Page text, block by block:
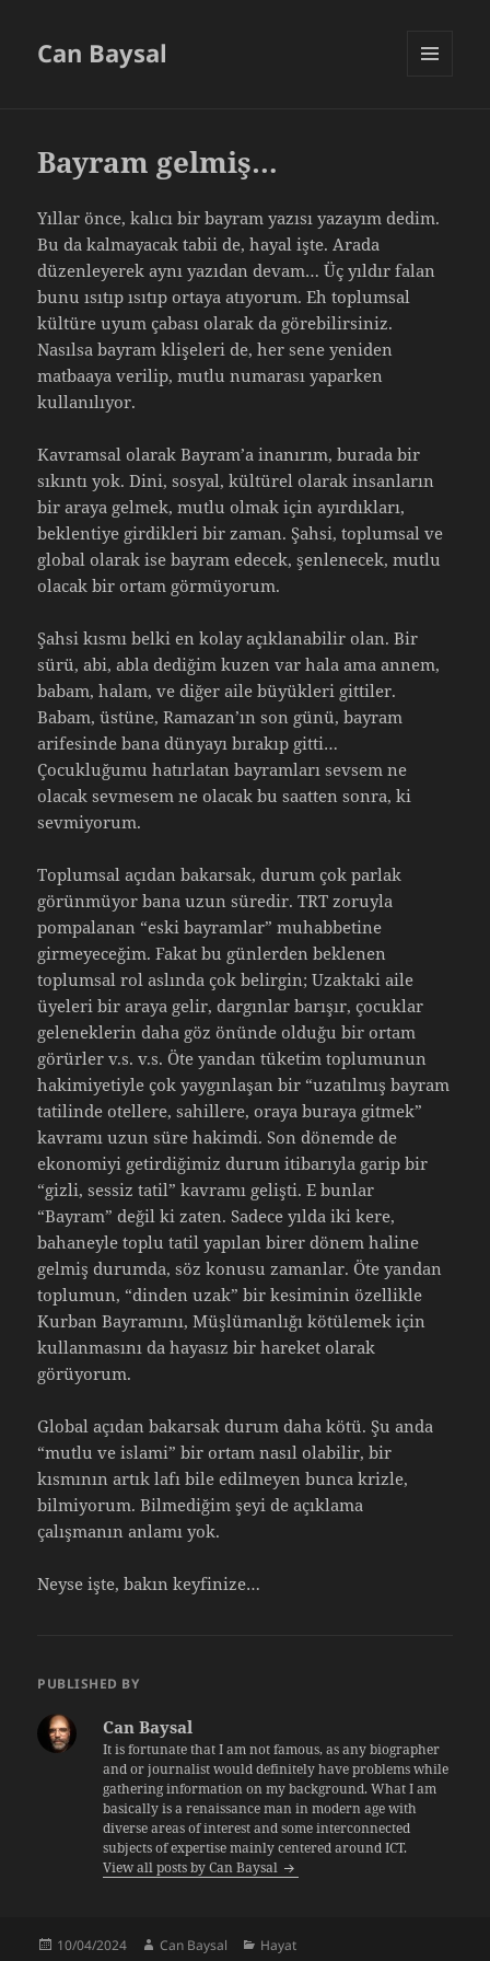
Can Baysal
Bayram gelmiş…
Yıllar önce, kalıcı bir bayram yazısı yazayım dedim.
Bu da kalmayacak tabii de, hayal işte. Arada
düzenleyerek aynı yazıdan devam… Üç yıldır falan
bunu ısıtıp ısıtıp ortaya atıyorum. Eh toplumsal
kültüre uyum çabası olarak da görebilirsiniz.
Nasılsa bayram klişeleri de, her sene yeniden
matbaaya verilip, mutlu numarası yaparken
kullanılıyor.
Kavramsal olarak Bayram’a inanırım, burada bir
sıkıntı yok. Dini, sosyal, kültürel olarak insanların
bir araya gelmek, mutlu olmak için ayırdıkları,
beklentiye girdikleri bir zaman. Şahsi, toplumsal ve
global olarak ise bayram edecek, şenlenecek, mutlu
olacak bir ortam görmüyorum.
Şahsi kısmı belki en kolay açıklanabilir olan. Bir
sürü, abi, abla dediğim kuzen var hala ama annem,
babam, halam, ve diğer aile büyükleri gittiler.
Babam, üstüne, Ramazan’ın son günü, bayram
arifesinde bana dünyayı bırakıp gitti…
Çocukluğumu hatırlatan bayramları sevsem ne
olacak sevmesem ne olacak bu saatten sonra, ki
sevmiyorum.
Toplumsal açıdan bakarsak, durum çok parlak
görünmüyor bana uzun süredir. TRT zoruyla
pompalanan “eski bayramlar” muhabbetine
girmeyeceğim. Fakat bu günlerden beklenen
toplumsal rol aslında çok belirgin; Uzaktaki aile
üyeleri bir araya gelir, dargınlar barışır, çocuklar
geleneklerin daha göz önünde olduğu bir ortam
görürler v.s. v.s. Öte yandan tüketim toplumunun
hakimiyetiyle çok yaygınlaşan bir “uzatılmış bayram
tatilinde otellere, sahillere, oraya buraya gitmek”
kavramı uzun süre hakimdi. Son dönemde de
ekonomiyi getirdiğimiz durum itibarıyla garip bir
“gizli, sessiz tatil” kavramı gelişti. E bunlar
“Bayram” değil ki zaten. Sadece yılda iki kere,
bahaneyle toplu tatil yapılan birer dönem haline
gelmiş durumda, söz konusu zamanlar. Öte yandan
toplumun, “dinden uzak” bir kesiminin özellikle
Kurban Bayramını, Müşlümanlığı kötülemek için
kullanmasını da hayasız bir hareket olarak
görüyorum.
Global açıdan bakarsak durum daha kötü. Şu anda
“mutlu ve islami” bir ortam nasıl olabilir, bir
kısmının artık lafı bile edilmeyen bunca krizle,
bilmiyorum. Bilmediğim şeyi de açıklama
çalışmanın anlamı yok.
Neyse işte, bakın keyfinize…
PUBLISHED BY
Can Baysal
It is fortunate that I am not famous, as any biographer
and or journalist would definitely have problems while
gathering information on my background. What I am
basically is a renaissance man in modern age with
diverse areas of interest and some interconnected
subjects of expertise mainly centered around ICT.
View all posts by Can Baysal
Posted
10/04/2024 Author
Can Baysal Categories
Hayat